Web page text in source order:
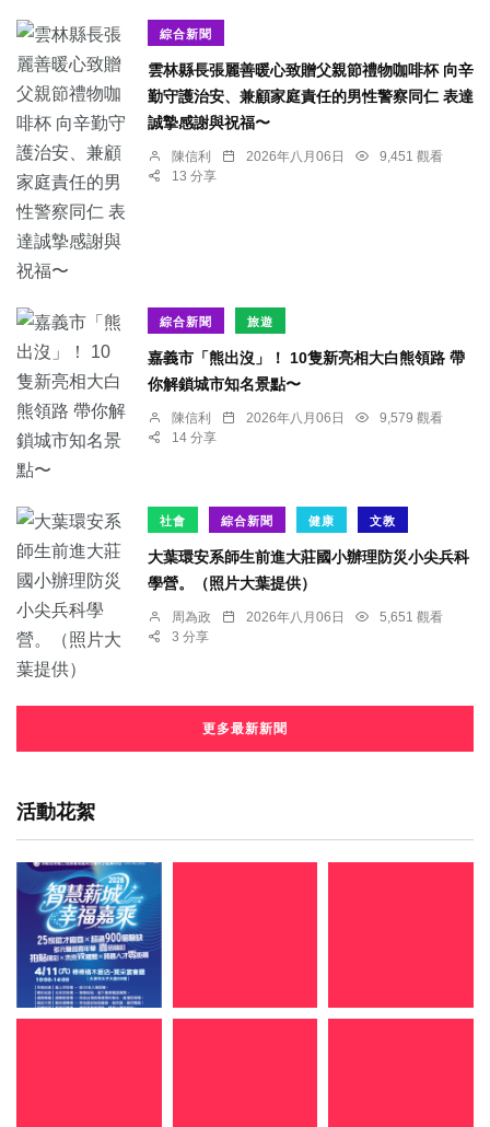
綜合新聞
雲林縣長張麗善暖心致贈父親節禮物咖啡杯 向辛
勤守護治安、兼顧家庭責任的男性警察同仁 表達
誠摯感謝與祝福〜
陳信利 2026年八月06日
9,451 觀看
13 分享
綜合新聞 旅遊
嘉義市「熊出沒」！ 10隻新亮相大白熊領路 帶
你解鎖城市知名景點〜
陳信利 2026年八月06日
9,579 觀看
14 分享
社會 綜合新聞 健康 文教
大葉環安系師生前進大莊國小辦理防災小尖兵科
學營。（照片大葉提供）
周為政 2026年八月06日
5,651 觀看
3 分享
更多最新新聞
活動花絮